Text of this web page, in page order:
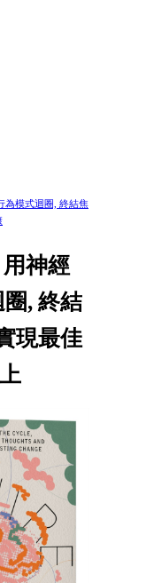
為模式迴圈, 終結焦
神經
, 終結
現最佳